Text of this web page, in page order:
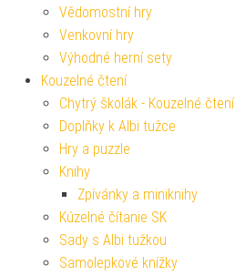
Vědomostní hry
Venkovní hry
Výhodné herní sety
Kouzelné čtení
Chytrý školák - Kouzelné čtení
Doplňky k Albi tužce
Hry a puzzle
Knihy
Zpívánky a miniknihy
Kúzelné čítanie SK
Sady s Albi tužkou
Samolepkové knížky